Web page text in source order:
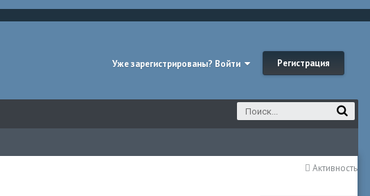
Уже зарегистрированы? Войти Регистрация
Активность